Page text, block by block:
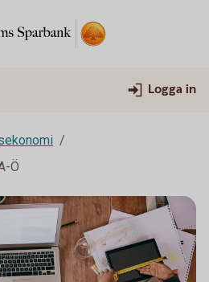
Logga in
Ö